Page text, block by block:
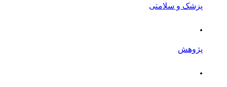
پزشک و سلامتی
.
پژوهش
.